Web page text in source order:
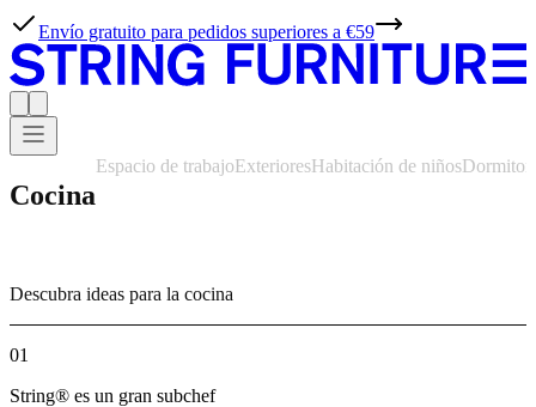
Envío gratuito para pedidos superiores a €59
Cocina
Espacio de trabajoExterioresHabitación de niños
Descubra ideas para la cocina
01
String® es un gran subchef